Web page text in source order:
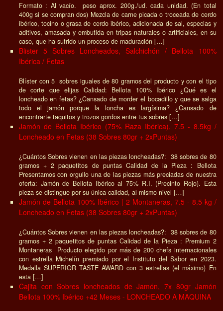
Formato : Al vacío. peso aprox. 200g./ud. cada unidad. (En total
400g si se compran dos) Mezcla de carne picada o troceada de cerdo
ibérico, tocino o grasa de cerdo ibérico, adicionada de sal, especias y
aditivos, amasada y embutida en tripas naturales o artificiales, en su
caso, que ha sufrido un proceso de maduración […]
Blister 5 Sobres Loncheados, Salchichón / Bellota 100%
Ibérica / Fetas
Blíster con 5 sobres iguales de 80 gramos del producto y con el tipo
de corte que elijas Calidad: Bellota 100% Ibérico ¿Qué es el
loncheado en fetas? ¿Cansado de morder el bocadillo y que se salga
todo el jamón porque la loncha es largísima? ¿Cansado de
encontrarte taquitos y trozos gordos entre tus sobres […]
Jamón de Bellota Ibérico (75% Raza Ibérica), 7.5 - 8.5kg /
Loncheado en Fetas (38 Sobres 80gr + 2xPuntas)
¿Cuántos Sobres vienen en las piezas loncheadas?: 38 sobres de 80
gramos + 2 paquetitos de puntas Calidad de la Pieza : Bellota
Presentamos con orgullo una de las piezas más preciadas de nuestra
oferta: Jamón de Bellota Ibérico al 75% R.I. (Precinto Rojo). Esta
pieza se distingue por su única calidad, al mismo nivel […]
Jamón de Bellota 100% Ibérico | 2 Montaneras, 7.5 - 8.5 kg /
Loncheado en Fetas (38 Sobres 80gr + 2xPuntas)
¿Cuántos Sobres vienen en las piezas loncheadas?: 38 sobres de 80
gramos + 2 paquetitos de puntas Calidad de la Pieza : Premium 2
Montaneras Producto elegido por más de 200 chefs internacionales
con estrella Michelín premiado por el Instituto del Sabor en 2023.
Medalla SUPERIOR TASTE AWARD con 3 estrellas (el máximo) En
esta […]
Cajita con Sobres loncheados de Jamón, 7x 80gr Jamón
Bellota 100% Ibérico +42 Meses - LONCHEADO A MAQUINA